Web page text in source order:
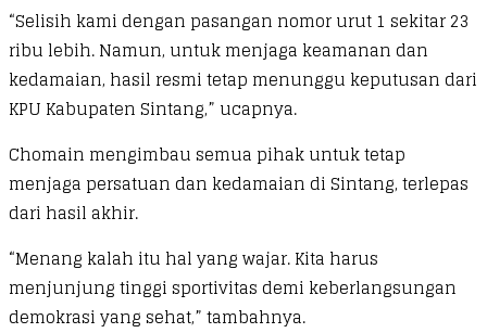
“Selisih kami dengan pasangan nomor urut 1 sekitar 23
ribu lebih. Namun, untuk menjaga keamanan dan
kedamaian, hasil resmi tetap menunggu keputusan dari
KPU Kabupaten Sintang,” ucapnya.
Chomain mengimbau semua pihak untuk tetap
menjaga persatuan dan kedamaian di Sintang, terlepas
dari hasil akhir.
“Menang kalah itu hal yang wajar. Kita harus
menjunjung tinggi sportivitas demi keberlangsungan
demokrasi yang sehat,” tambahnya.